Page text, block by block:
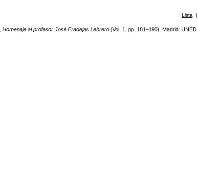
Lista |
Homenaje al profesor José Fradejas Lebrero(Vol. 1, pp. 181–190). Madrid: UNED.